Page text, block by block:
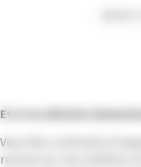
Et si vos déchets
Vous êtes confronté à
ressources, des matières